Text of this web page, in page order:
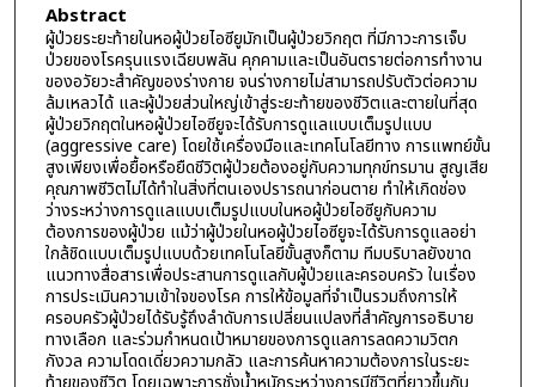
Abstract
ผู้ป่วยระยะท้ายในหอผู้ป่วยไอซียูมักเป็นผู้ป่วยวิกฤต ที่มีภาวะการเจ็บ
ป่วยของโรครุนแรงเฉียบพลัน คุกคามและเป็นอันตรายต่อการทำงาน
ของอวัยวะสำคัญของร่างกาย จนร่างกายไม่สามารถปรับตัวต่อความ
ล้มเหลวได้ และผู้ป่วยส่วนใหญ่เข้าสู่ระยะท้ายของชีวิตและตายในที่สุด
ผู้ป่วยวิกฤตในหอผู้ป่วยไอซียูจะได้รับการดูแลแบบเต็มรูปแบบ
(aggressive care) โดยใช้เครื่องมือและเทคโนโลยีทาง การแพทย์ขั้น
สูงเพียงเพื่อยื้อหรือยืดชีวิตผู้ป่วยต้องอยู่กับความทุกข์ทรมาน สูญเสีย
คุณภาพชีวิตไม่ได้ทำในสิ่งที่ตนเองปรารถนาก่อนตาย ทำให้เกิดช่อง
ว่างระหว่างการดูแลแบบเต็มรูปแบบในหอผู้ป่วยไอซียูกับความ
ต้องการของผู้ป่วย แม้ว่าผู้ป่วยในหอผู้ป่วยไอซียูจะได้รับการดูแลอย่า
ใกล้ชิดแบบเต็มรูปแบบด้วยเทคโนโลยีขั้นสูงก็ตาม ทีมบริบาลยังขาด
แนวทางสื่อสารเพื่อประสานการดูแลกับผู้ป่วยและครอบครัว ในเรื่อง
การประเมินความเข้าใจของโรค การให้ข้อมูลที่จำเป็นรวมถึงการให้
ครอบครัวผู้ป่วยได้รับรู้ถึงลำดับการเปลี่ยนแปลงที่สำคัญการอธิบาย
ทางเลือก และร่วมกำหนดเป้าหมายของการดูแลการลดความวิตก
กังวล ความโดดเดี่ยวความกลัว และการค้นหาความต้องการในระยะ